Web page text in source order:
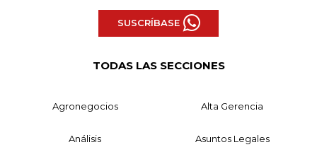
SUSCRÍBASE
TODAS LAS SECCIONES
Agronegocios Alta Gerencia
Análisis Asuntos Legales